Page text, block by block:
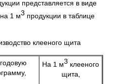
представляется в виде
1 м3 продукции в таблице
клееного щита
На 1 м3 клееного
щита,